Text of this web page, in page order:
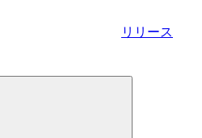
リリース